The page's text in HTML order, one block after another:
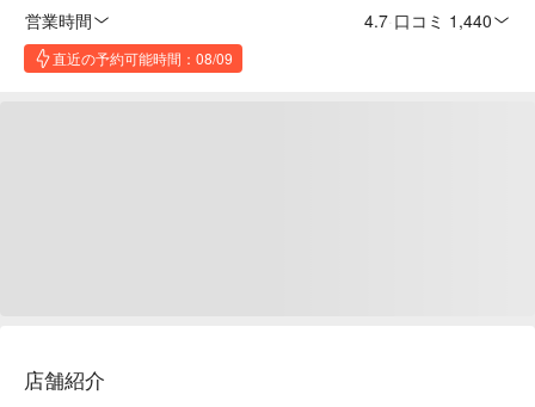
営業時間
4.7· 口コミ 1,440
直近の予約可能時間：08/09
店舗紹介